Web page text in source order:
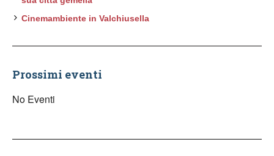
Cinemambiente in Valchiusella
Prossimi eventi
No Eventi